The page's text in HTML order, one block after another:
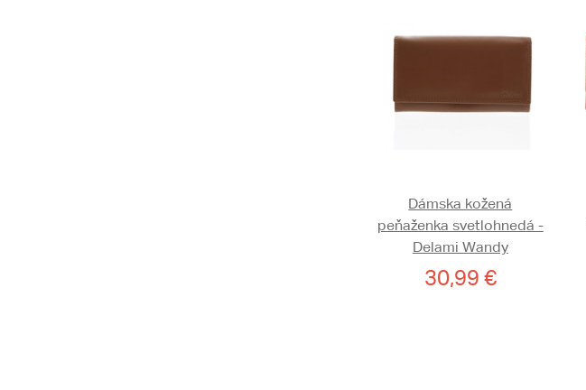
Dámska kožená
peňaženka svetlohnedá -
Delami Wandy
30,99 €